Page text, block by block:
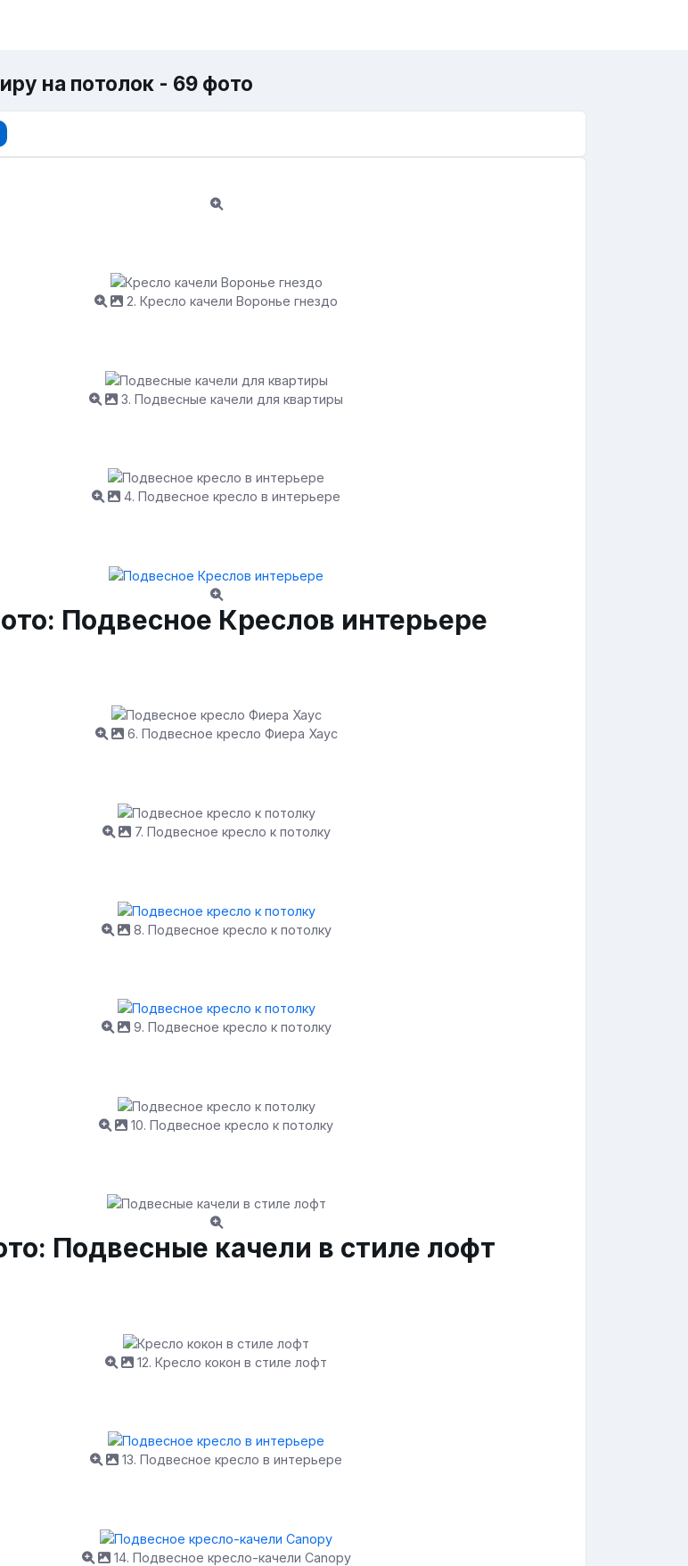
на потолок - 69 фото
2. Кресло качели Воронье гнездо
3. Подвесные качели для квартиры
4. Подвесное кресло в интерьере
Подвесное Креслов интерьере
6. Подвесное кресло Фиера Хаус
7. Подвесное кресло к потолку
8. Подвесное кресло к потолку
9. Подвесное кресло к потолку
10. Подвесное кресло к потолку
Подвесные качели в стиле лофт
12. Кресло кокон в стиле лофт
13. Подвесное кресло в интерьере
14. Подвесное кресло-качели Canopy